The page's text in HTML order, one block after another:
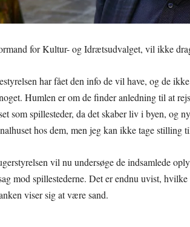
for Kultur- og Idrætsudvalget, vil ikke
har fået den info de vil have, og de
Humlen er om de finder anledning til at
som spillesteder, da det skaber liv i byen, og
hos dem, men jeg kan ikke tage stilling
vil nu undersøge de indsamlede
mod spillestederne. Det er endnu uvist,
viser sig at være sand.